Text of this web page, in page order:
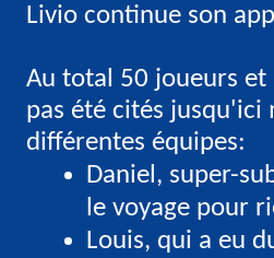
Livio continue son
Au total 50 joueurs
pas été cités jusqu'ici
différentes équipes:
Daniel, super-
le voyage pour
Louis, qui a eu